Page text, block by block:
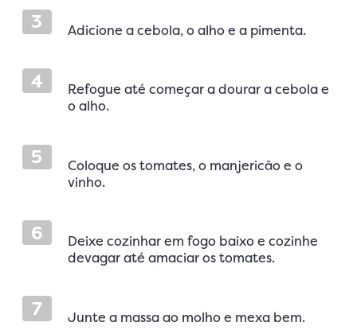
3 Adicione a cebola, o alho e a pimenta.
4
Refogue até começar a dourar a cebola e
o alho.
5
Coloque os tomates, o manjericão e o
vinho.
6
Deixe cozinhar em fogo baixo e cozinhe
devagar até amaciar os tomates.
7 Junte a massa ao molho e mexa bem.